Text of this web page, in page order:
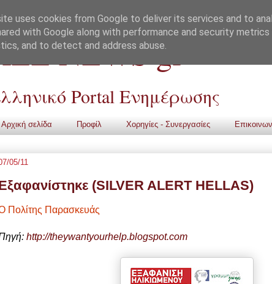
NEWS gr
Portal Ενημέρωσης
Αρχική σελίδα Προφίλ Χορηγίες - Συνεργασίες
05/11
(SILVER ALERT HELLAS)
Πολίτης Παρασκευάς
http://theywantyourhelp.blogspot.com
uses cookies from Google to deliver its services and to
with Google along with performance and security
and to detect and address abuse.